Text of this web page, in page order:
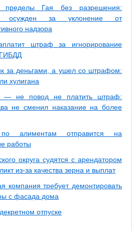
Гая без разрешения:
осужден за уклонение от
надзора
штраф за игнорирование
за деньгами, а ушел со штрафом:
хулигана
— не повод не платить штраф:
не сменил наказание на более
алиментам отправится на
работы
округа судятся с арендатором
из-за качества зерна и выплат
компания требует демонтировать
с фасада дома
отпуске